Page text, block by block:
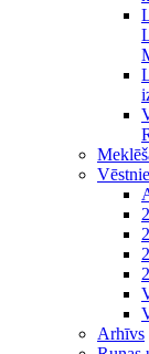
Arhīvs